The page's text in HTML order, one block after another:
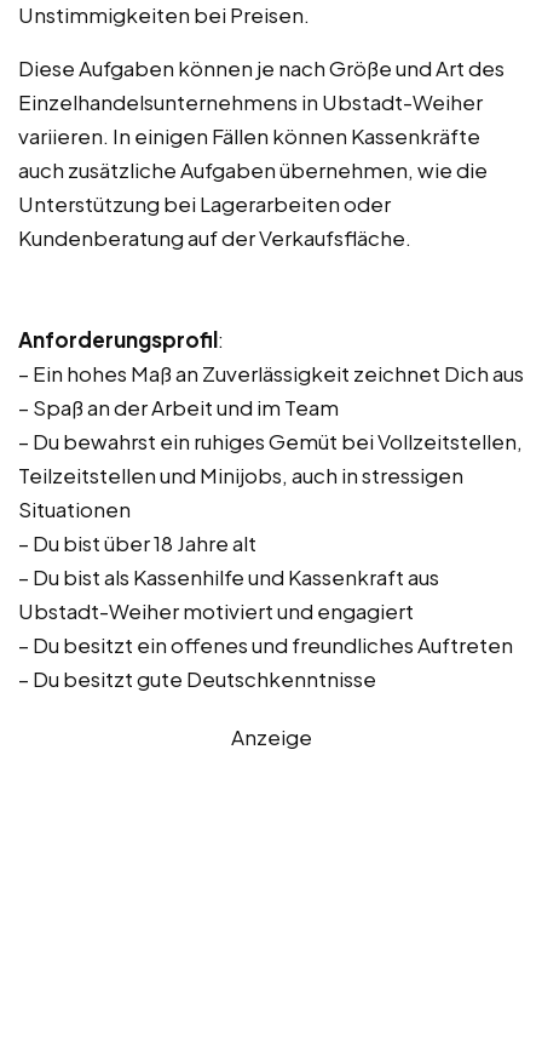
Unstimmigkeiten bei Preisen.
Diese Aufgaben können je nach Größe und Art des
Einzelhandelsunternehmens in Ubstadt-Weiher
variieren. In einigen Fällen können Kassenkräfte
auch zusätzliche Aufgaben übernehmen, wie die
Unterstützung bei Lagerarbeiten oder
Kundenberatung auf der Verkaufsfläche.
Anforderungsprofil:
– Ein hohes Maß an Zuverlässigkeit zeichnet Dich aus
– Spaß an der Arbeit und im Team
– Du bewahrst ein ruhiges Gemüt bei Vollzeitstellen,
Teilzeitstellen und Minijobs, auch in stressigen
Situationen
– Du bist über 18 Jahre alt
– Du bist als Kassenhilfe und Kassenkraft aus
Ubstadt-Weiher motiviert und engagiert
– Du besitzt ein offenes und freundliches Auftreten
– Du besitzt gute Deutschkenntnisse
Anzeige